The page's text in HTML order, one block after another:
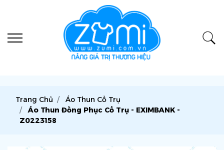
Trang Chủ
Áo Thun Cổ Trụ
Áo Thun Đồng Phục Cổ Trụ - EXIMBANK -
Z0223158